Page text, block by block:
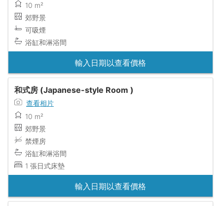
10 m²
郊野景
可吸煙
浴缸和淋浴間
輸入日期以查看價格
和式房 (Japanese-style Room )
查看相片
10 m²
郊野景
禁煙房
浴缸和淋浴間
1 張日式床墊
輸入日期以查看價格